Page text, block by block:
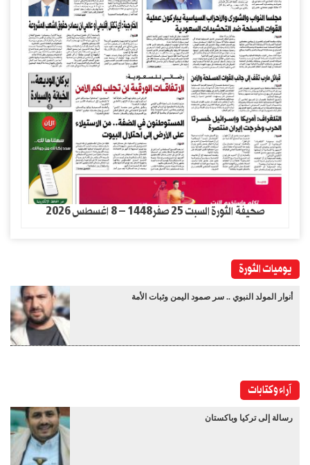
صحيفة الثورة السبت 25 صفر1448 – 8 اغسطس 2026
يوميات الثورة
أنوار المولد النبوي .. سر صمود اليمن وثبات الأمة
آراء وكتابات
رسالة إلى تركيا وباكستان